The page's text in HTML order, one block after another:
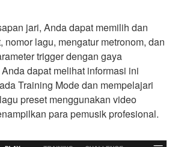
jari, Anda dapat memilih dan
nomor lagu, mengatur metronom, dan
trigger dengan gaya
dapat melihat informasi ini
Training Mode dan mempelajari
preset menggunakan video
para pemusik profesional.